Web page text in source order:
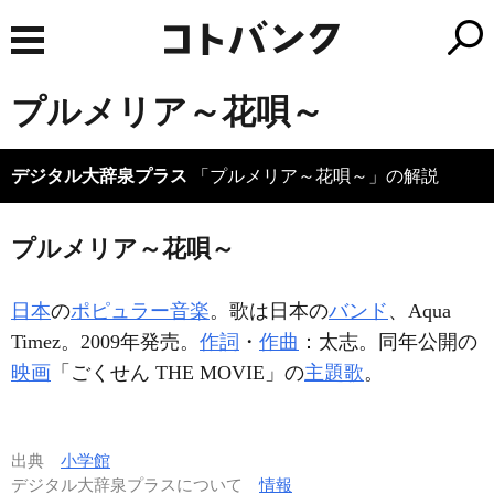
プルメリア～花唄～
デジタル大辞泉プラス 「プルメリア～花唄～」の解説
プルメリア～花唄～
日本のポピュラー音楽。歌は日本のバンド 、Aqua
Timez。2009年発売。 作詞 ・ 作曲 ：太志。同年公開の
映画 「ごくせん THE MOVIE」の主題歌。
出典 小学館
デジタル大辞泉プラスについて情報